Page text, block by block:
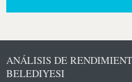
ANÁLISIS DE
BELEDIYESI